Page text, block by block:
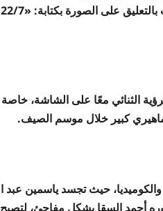
الثنائي معًا على الشاشة،
كبير خلال موسم الصيف.
حيث تجسد ياسمين عبد
أحمد السقا بشكل مفاجئ،